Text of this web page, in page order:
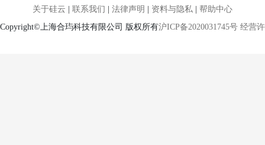
关于硅云 | 联系我们 | 法律声明 | 资料与隐私 | 帮助中心
Copyright©上海合玙科技有限公司 版权所有沪ICP备2020031745号 经营